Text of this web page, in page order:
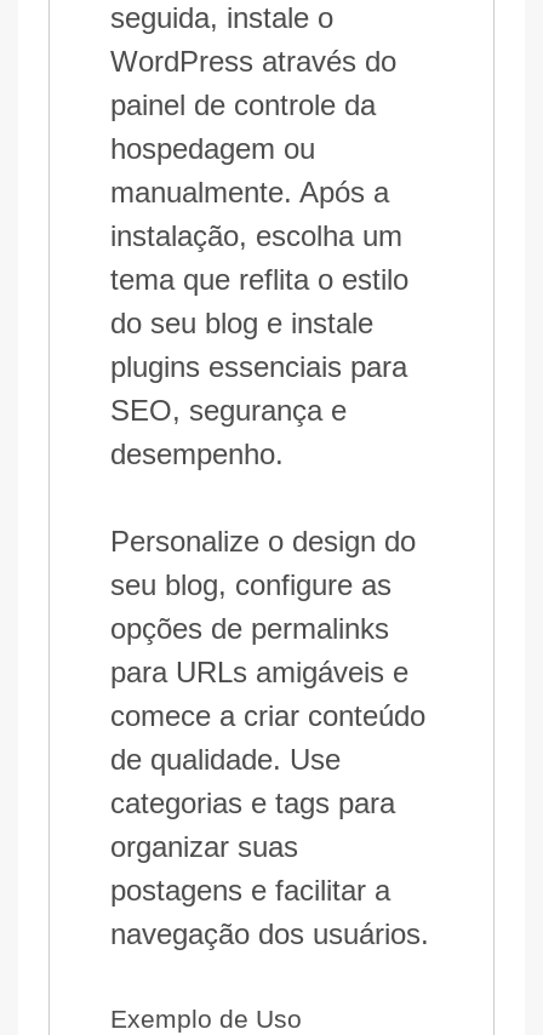
seguida, instale o
WordPress através do
painel de controle da
hospedagem ou
manualmente. Após a
instalação, escolha um
tema que reflita o estilo
do seu blog e instale
plugins essenciais para
SEO, segurança e
desempenho.
Personalize o design do
seu blog, configure as
opções de permalinks
para URLs amigáveis e
comece a criar conteúdo
de qualidade. Use
categorias e tags para
organizar suas
postagens e facilitar a
navegação dos usuários.
Exemplo de Uso